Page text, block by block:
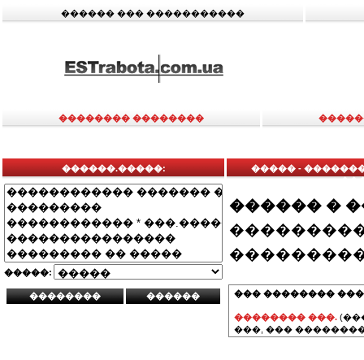
������ ��� �����������
�������� ��������
������.�����:
�����:
����� -
������ �
��� ��������
�������� ���.
���, ���